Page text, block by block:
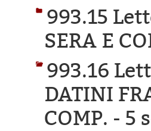
993.15
SERA E
993.16
DATINI
COMP. - 5